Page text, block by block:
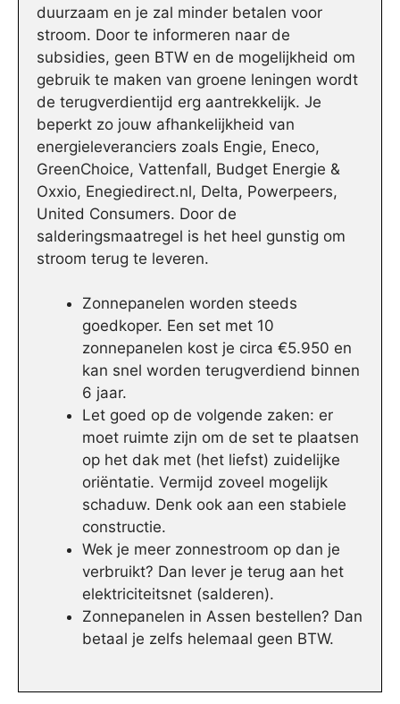
duurzaam en je zal minder betalen voor
stroom. Door te informeren naar de
subsidies, geen BTW en de mogelijkheid om
gebruik te maken van groene leningen wordt
de terugverdientijd erg aantrekkelijk. Je
beperkt zo jouw afhankelijkheid van
energieleveranciers zoals Engie, Eneco,
GreenChoice, Vattenfall, Budget Energie &
Oxxio, Enegiedirect.nl, Delta, Powerpeers,
United Consumers. Door de
salderingsmaatregel is het heel gunstig om
stroom terug te leveren.
Zonnepanelen worden steeds
goedkoper. Een set met 10
zonnepanelen kost je circa €5.950 en
kan snel worden terugverdiend binnen
6 jaar.
Let goed op de volgende zaken: er
moet ruimte zijn om de set te plaatsen
op het dak met (het liefst) zuidelijke
oriëntatie. Vermijd zoveel mogelijk
schaduw. Denk ook aan een stabiele
constructie.
Wek je meer zonnestroom op dan je
verbruikt? Dan lever je terug aan het
elektriciteitsnet (salderen).
Zonnepanelen in Assen bestellen? Dan
betaal je zelfs helemaal geen BTW.